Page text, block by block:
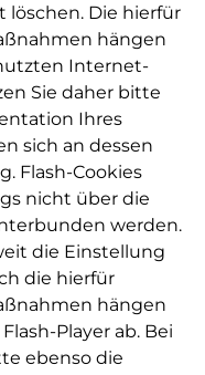
löschen. Die hierfür
hängen
Internet-
Sie daher bitte
Ihres
sich an dessen
Flash-Cookies
nicht über die
werden.
die Einstellung
die hierfür
hängen
Player ab. Bei
ebenso die